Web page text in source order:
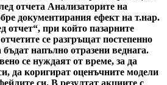
отчета Анализаторите на
документирания ефект на т.нар.
отчет“, при който пазарните
се разгръщат постепенно
напълно отразени веднага.
се нуждаят от време, за да
да коригират оценъчните модели